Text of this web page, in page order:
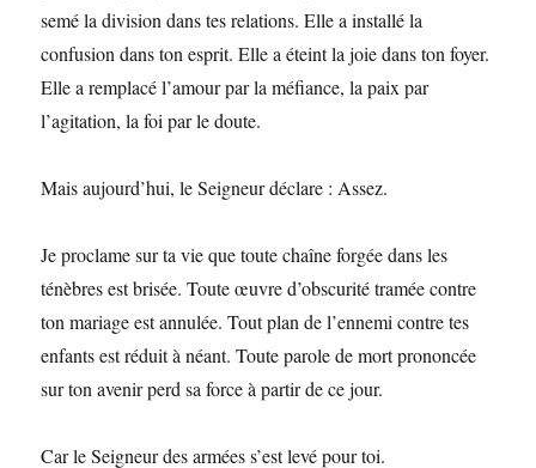
semé la division dans tes relations. Elle a installé la
confusion dans ton esprit. Elle a éteint la joie dans ton foyer.
Elle a remplacé l’amour par la méfiance, la paix par
l’agitation, la foi par le doute.
Mais aujourd’hui, le Seigneur déclare : Assez.
Je proclame sur ta vie que toute chaîne forgée dans les
ténèbres est brisée. Toute œuvre d’obscurité tramée contre
ton mariage est annulée. Tout plan de l’ennemi contre tes
enfants est réduit à néant. Toute parole de mort prononcée
sur ton avenir perd sa force à partir de ce jour.
Car le Seigneur des armées s’est levé pour toi.